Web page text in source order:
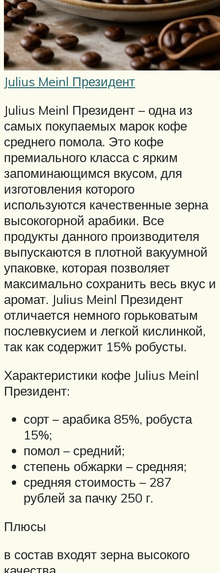
Julius Meinl Президент
Julius Meinl Президент – одна из
самых покупаемых марок кофе
среднего помола. Это кофе
премиального класса с ярким
запоминающимся вкусом, для
изготовления которого
используются качественные зерна
высокогорной арабики. Все
продукты данного производителя
выпускаются в плотной вакуумной
упаковке, которая позволяет
максимально сохранить весь вкус и
аромат. Julius Meinl Президент
отличается немного горьковатым
послевкусием и легкой кислинкой,
так как содержит 15% робусты.
Характеристики кофе Julius Meinl
Президент:
сорт – арабика 85%, робуста
15%;
помол – средний;
степень обжарки – средняя;
средняя стоимость – 287
рублей за пачку 250 г.
Плюсы
в состав входят зерна высокого